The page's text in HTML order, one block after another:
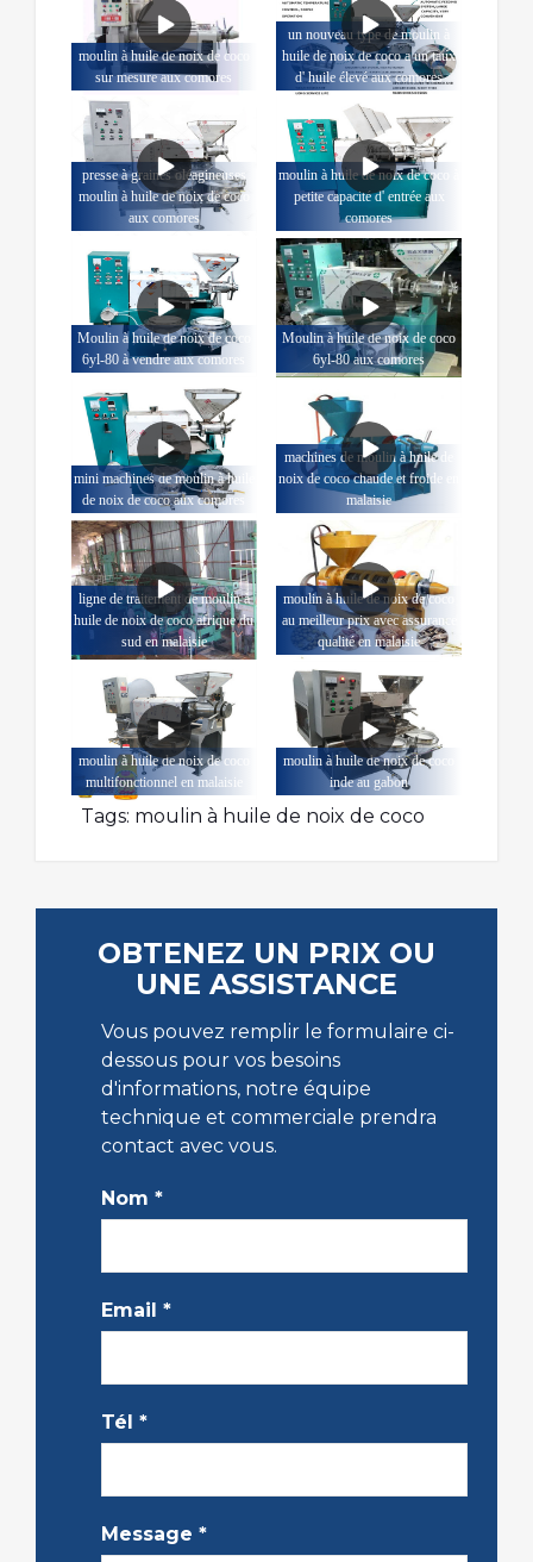
moulin à huile de noix de coco
sur mesure aux comores
un nouveau type de moulin à
huile de noix de coco a un taux
d' huile élevé aux comores
presse à graines oléagineuses
moulin à huile de noix de coco
aux comores
moulin à huile de noix de coco à
petite capacité d' entrée aux
comores
Moulin à huile de noix de coco
6yl-80 à vendre aux comores
Moulin à huile de noix de coco
6yl-80 aux comores
mini machines de moulin à huile
de noix de coco aux comores
machines de moulin à huile de
noix de coco chaude et froide en
malaisie
ligne de traitement de moulin à
huile de noix de coco afrique du
sud en malaisie
moulin à huile de noix de coco
au meilleur prix avec assurance
qualité en malaisie
moulin à huile de noix de coco
multifonctionnel en malaisie
moulin à huile de noix de coco
inde au gabon
Tags: moulin à huile de noix de coco
OBTENEZ UN PRIX OU
UNE ASSISTANCE
Vous pouvez remplir le formulaire ci-
dessous pour vos besoins
d'informations, notre équipe
technique et commerciale prendra
contact avec vous.
Nom *
Email *
Tél *
Message *